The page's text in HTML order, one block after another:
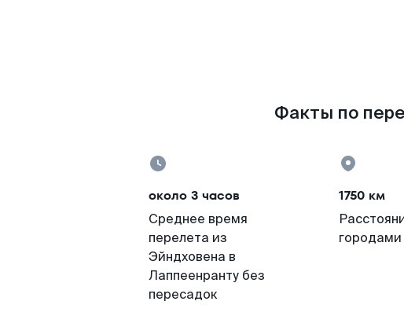
Факты по
около 3 часов
Среднее время
перелета из
Эйндховена в
Лаппеенранту без
пересадок
1750 км
городами